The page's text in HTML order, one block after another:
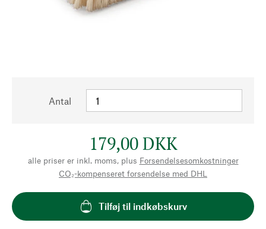
Antal
179,00 DKK
alle priser er inkl. moms, plus Forsendelsesomkostninger
CO₂-kompenseret forsendelse med DHL
Tilføj til indkøbskurv